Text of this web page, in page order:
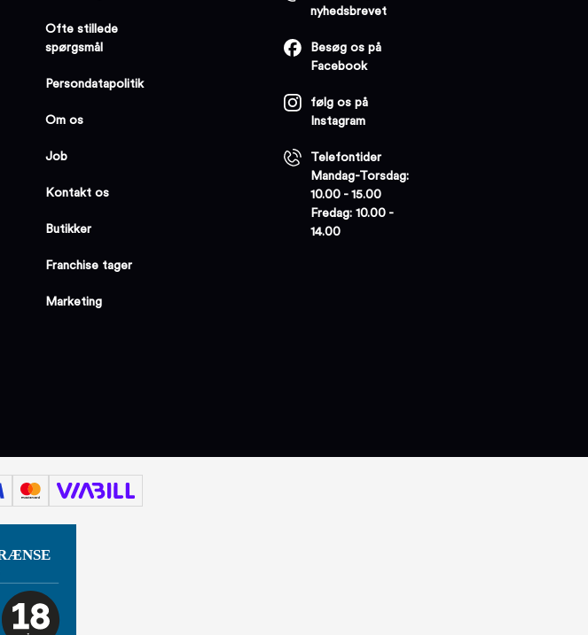
Ofte stillede
spørgsmål
Persondatapolitik
Om os
Job
Kontakt os
Butikker
Franchise tager
Marketing
nyhedsbrevet
Besøg os på
Facebook
følg os på
Instagram
Telefontider
Mandag-Torsdag:
10.00 - 15.00
Fredag: 10.00 -
14.00